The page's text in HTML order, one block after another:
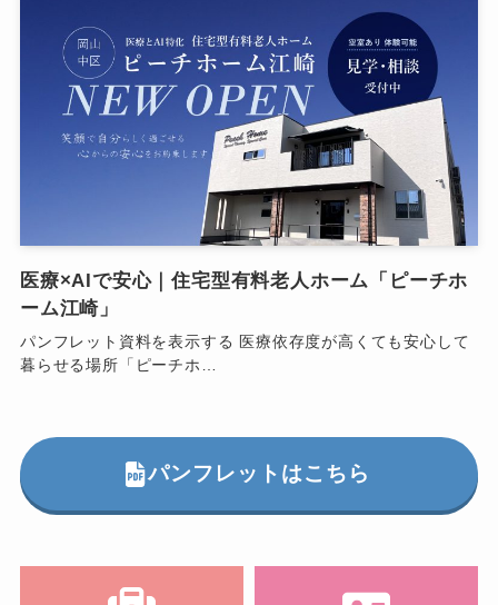
医療×AIで安心｜住宅型有料老人ホーム「ピーチホ
ーム江崎」
パンフレット資料を表示する 医療依存度が高くても安心して
暮らせる場所「ピーチホ…
パンフレットはこちら